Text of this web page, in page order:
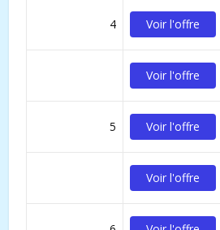
4 Voir l'offre
Voir l'offre
5 Voir l'offre
Voir l'offre